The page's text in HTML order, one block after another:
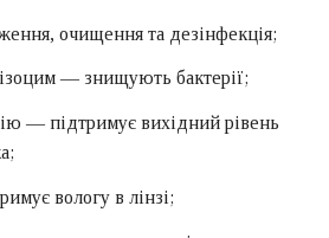
очищення та дезінфекція;
— знищують бактерії;
— підтримує вихідний рівень
вологу в лінзі;